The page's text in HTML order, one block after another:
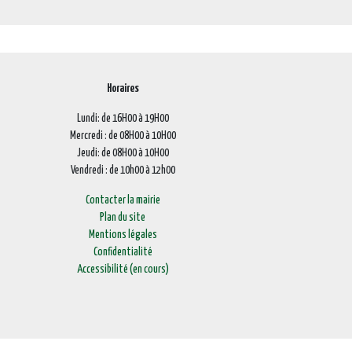
Horaires
Lundi: de 16H00 à 19H00
Mercredi : de 08H00 à 10H00
Jeudi: de 08H00 à 10H00
Vendredi : de 10h00 à 12h00
Contacter la mairie
Plan du site
Mentions légales
Confidentialité
Accessibilité (en cours)